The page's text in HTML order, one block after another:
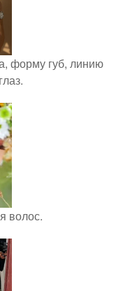
форму губ, линию
волос.